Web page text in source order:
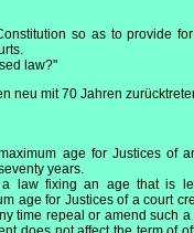
so as to provide
law?"
neu mit 70 Jahren
age for Justices of
years.
a law fixing an age that is
age for Justices of a court
time repeal or amend such a